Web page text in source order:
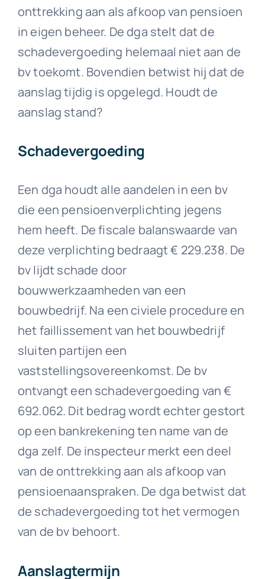
onttrekking aan als afkoop van pensioen
in eigen beheer. De dga stelt dat de
schadevergoeding helemaal niet aan de
bv toekomt. Bovendien betwist hij dat de
aanslag tijdig is opgelegd. Houdt de
aanslag stand?
Schadevergoeding
Een dga houdt alle aandelen in een bv
die een pensioenverplichting jegens
hem heeft. De fiscale balanswaarde van
deze verplichting bedraagt € 229.238. De
bv lijdt schade door
bouwwerkzaamheden van een
bouwbedrijf. Na een civiele procedure en
het faillissement van het bouwbedrijf
sluiten partijen een
vaststellingsovereenkomst. De bv
ontvangt een schadevergoeding van €
692.062. Dit bedrag wordt echter gestort
op een bankrekening ten name van de
dga zelf. De inspecteur merkt een deel
van de onttrekking aan als afkoop van
pensioenaanspraken. De dga betwist dat
de schadevergoeding tot het vermogen
van de bv behoort.
Aanslagtermijn